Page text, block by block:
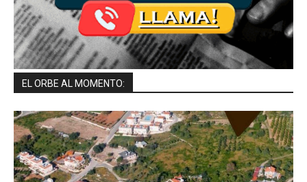
EL ORBE AL MOMENTO: